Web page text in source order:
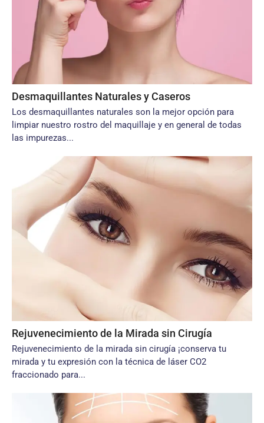
Desmaquillantes Naturales y Caseros
Los desmaquillantes naturales son la mejor opción para
limpiar nuestro rostro del maquillaje y en general de todas
las impurezas...
Rejuvenecimiento de la Mirada sin Cirugía
Rejuvenecimiento de la mirada sin cirugía ¡conserva tu
mirada y tu expresión con la técnica de láser CO2
fraccionado para...